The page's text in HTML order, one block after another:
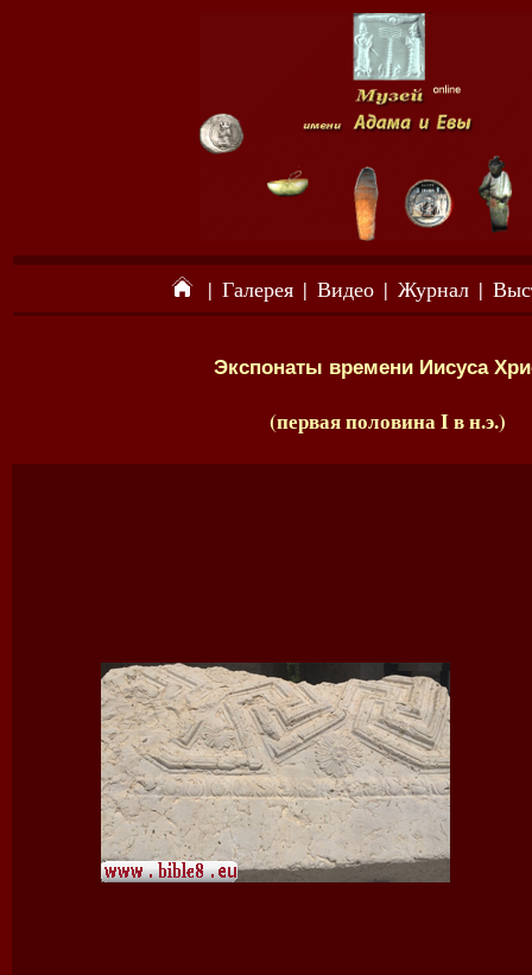
| Галерея | Видео | Журнал |
Экспонаты времени Иисуса
(первая половина I в н.э.)